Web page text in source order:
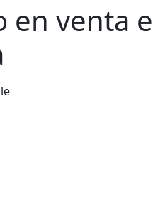
en venta